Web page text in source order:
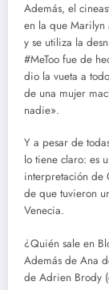
Además, el
en la que Marilyn
y se utiliza la
#MeToo fue de
dio la vueta a
de una mujer
nadie».
Y a pesar de
lo tiene claro: es
interpretación de
de que tuvieron
Venecia.
¿Quién sale en
Además de Ana
de Adrien Brody